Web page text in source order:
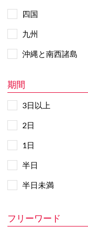
四国
九州
沖縄と南西諸島
期間
3日以上
2日
1日
半日
半日未満
フリーワード